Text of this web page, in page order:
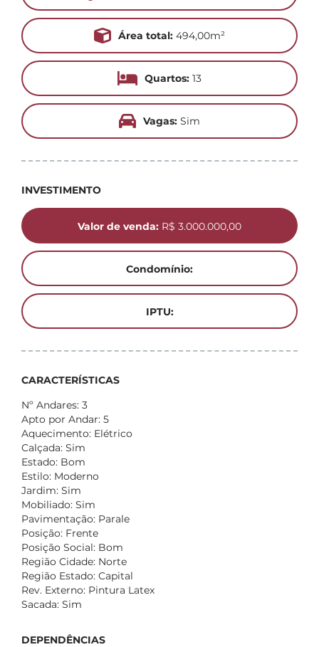
Área total:494,00m²
Quartos: 13
Vagas:Sim
INVESTIMENTO
Valor de venda: R$ 3.000.000,00
Condomínio:
IPTU:
CARACTERÍSTICAS
Nº Andares: 3
Apto por Andar: 5
Aquecimento: Elétrico
Calçada: Sim
Estado: Bom
Estilo: Moderno
Jardim: Sim
Mobiliado: Sim
Pavimentação: Parale
Posição: Frente
Posição Social: Bom
Região Cidade: Norte
Região Estado: Capital
Rev. Externo: Pintura Latex
Sacada: Sim
DEPENDÊNCIAS